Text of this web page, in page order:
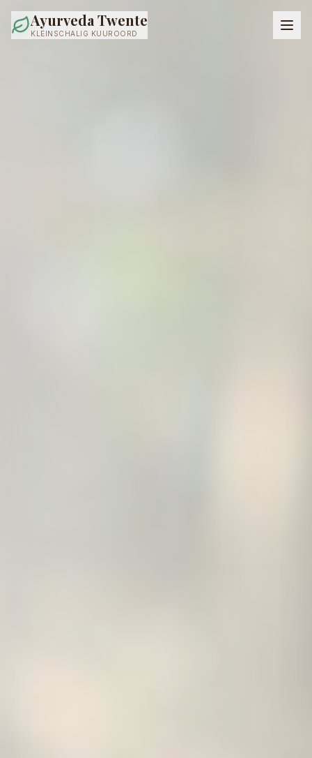
Ayurveda Twente
KLEINSCHALIG KUUROORD